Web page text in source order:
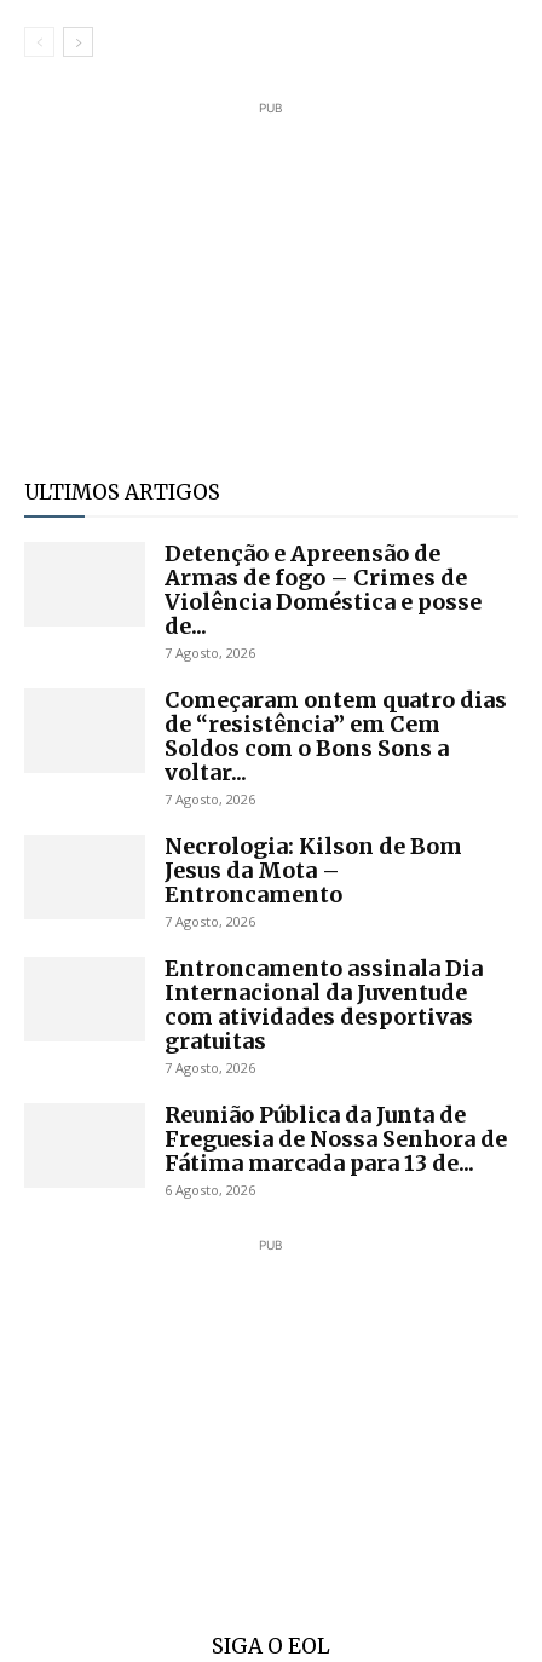
PUB
ULTIMOS ARTIGOS
Detenção e Apreensão de
Armas de fogo – Crimes de
Violência Doméstica e posse
de...
7 Agosto, 2026
Começaram ontem quatro dias
de “resistência” em Cem
Soldos com o Bons Sons a
voltar...
7 Agosto, 2026
Necrologia: Kilson de Bom
Jesus da Mota –
Entroncamento
7 Agosto, 2026
Entroncamento assinala Dia
Internacional da Juventude
com atividades desportivas
gratuitas
7 Agosto, 2026
Reunião Pública da Junta de
Freguesia de Nossa Senhora de
Fátima marcada para 13 de...
6 Agosto, 2026
PUB
SIGA O EOL